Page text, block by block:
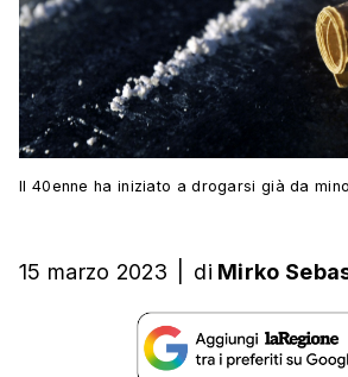
Il 40enne ha iniziato a drogarsi già da
15 marzo 2023 di Mirko